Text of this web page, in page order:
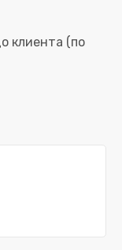
клиента (по